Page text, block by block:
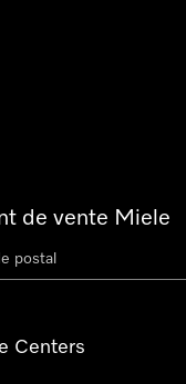
de vente Miele
Centers